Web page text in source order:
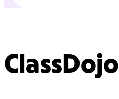
ClassDojo